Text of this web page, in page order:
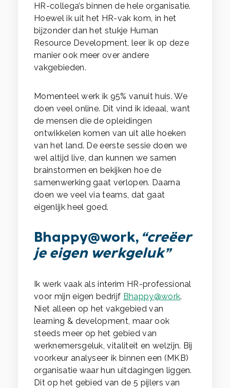
HR-collega’s binnen de hele organisatie.
Hoewel ik uit het HR-vak kom, in het
bijzonder dan het stukje Human
Resource Development, leer ik op deze
manier ook meer over andere
vakgebieden.
Momenteel werk ik 95% vanuit huis. We
doen veel online. Dit vind ik ideaal, want
de mensen die de opleidingen
ontwikkelen komen van uit alle hoeken
van het land. De eerste sessie doen we
wel altijd live, dan kunnen we samen
brainstormen en bekijken hoe de
samenwerking gaat verlopen. Daarna
doen we veel via teams, dat gaat
eigenlijk heel goed.
Bhappy@work, “creëer
je eigen werkgeluk”
Ik werk vaak als interim HR-professional
voor mijn eigen bedrijf Bhappy@work.
Niet alleen op het vakgebied van
learning & development, maar ook
steeds meer op het gebied van
werknemersgeluk, vitaliteit en welzijn. Bij
voorkeur analyseer ik binnen een (MKB)
organisatie waar hun uitdagingen liggen.
Dit op het gebied van de 5 pijlers van